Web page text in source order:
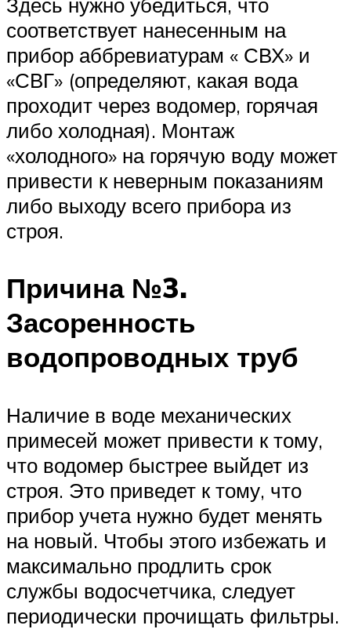
соответствует нанесенным на
прибор аббревиатурам « СВХ» и
«СВГ» (определяют, какая вода
проходит через водомер, горячая
либо холодная). Монтаж
«холодного» на горячую воду может
привести к неверным показаниям
либо выходу всего прибора из
строя.
Причина №3.
Засоренность
водопроводных труб
Наличие в воде механических
примесей может привести к тому,
что водомер быстрее выйдет из
строя. Это приведет к тому, что
прибор учета нужно будет менять
на новый. Чтобы этого избежать и
максимально продлить срок
службы водосчетчика, следует
периодически прочищать фильтры.